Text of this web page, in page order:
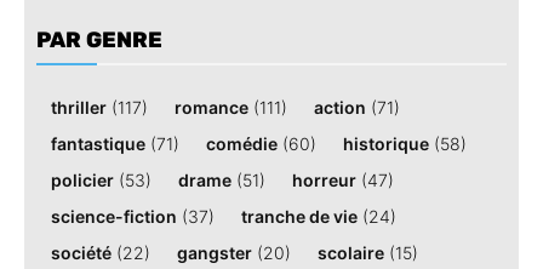
PAR GENRE
thriller (117) romance (111) action (71)
fantastique (71) comédie (60) historique (58)
policier (53) drame (51) horreur (47)
science-fiction (37) tranche de vie (24)
société (22) gangster (20) scolaire (15)